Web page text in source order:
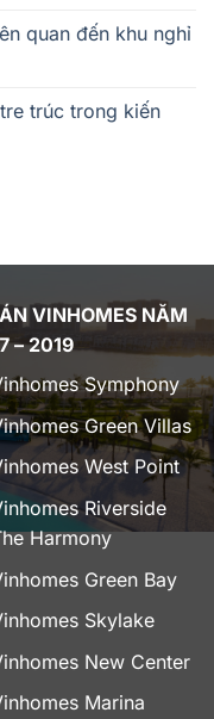
quan đến khu nghỉ
trúc trong kiến
VINHOMES NĂM
– 2019
Symphony
Green Villas
West Point
Riverside
Harmony
Green Bay
Skylake
New Center
Marina